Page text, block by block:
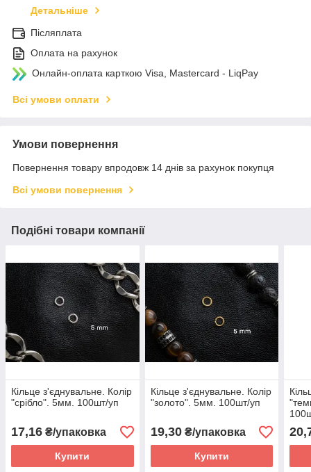
Детальніше
Післяплата
Оплата на рахунок
Онлайн-оплата карткою Visa, Mastercard - LiqPay
Всі умови оплати
Умови повернення
Повернення товару впродовж 14 днів за рахунок покупця
Всі умови повернення
Подібні товари компанії
Кільце з'єднувальне. Колір
"срібло". 5мм. 100шт/уп
17,16 ₴/упаковка
Купити
Кільце з'єднувальне. Колір
"золото". 5мм. 100шт/уп
19,30₴/упаковка
Купити